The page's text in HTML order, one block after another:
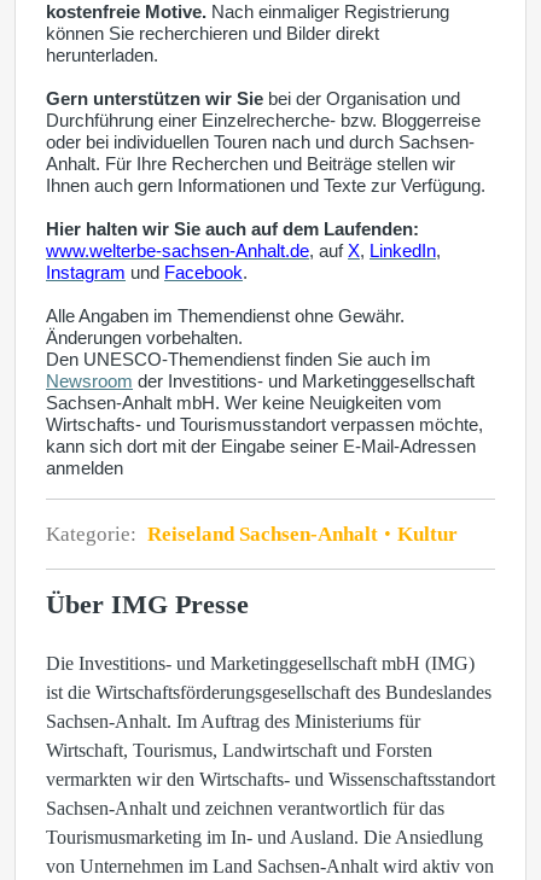
kostenfreie Motive. Nach einmaliger Registrierung
können Sie recherchieren und Bilder direkt
herunterladen.
Gern unterstützen wir Sie bei der Organisation und
Durchführung einer Einzelrecherche- bzw. Bloggerreise
oder bei individuellen Touren nach und durch Sachsen-
Anhalt. Für Ihre Recherchen und Beiträge stellen wir
Ihnen auch gern Informationen und Texte zur Verfügung.
Hier halten wir Sie auch auf dem Laufenden:
www.welterbe-sachsen-Anhalt.de, aufX, LinkedIn,
Instagram und Facebook.
Alle Angaben im Themendienst ohne Gewähr.
Änderungen vorbehalten.
Den UNESCO-Themendienst finden Sie auch im
Newsroom der Investitions- und Marketinggesellschaft
Sachsen-Anhalt mbH. Wer keine Neuigkeiten vom
Wirtschafts- und Tourismusstandort verpassen möchte,
kann sich dort mit der Eingabe seiner E-Mail-Adressen
anmelden
Kategorie: Reiseland Sachsen-Anhalt Kultur
Über IMG Presse
Die Investitions- und Marketinggesellschaft mbH (IMG)
ist die Wirtschaftsförderungsgesellschaft des Bundeslandes
Sachsen-Anhalt. Im Auftrag des Ministeriums für
Wirtschaft, Tourismus, Landwirtschaft und Forsten
vermarkten wir den Wirtschafts- und Wissenschaftsstandort
Sachsen-Anhalt und zeichnen verantwortlich für das
Tourismusmarketing im In- und Ausland. Die Ansiedlung
von Unternehmen im Land Sachsen-Anhalt wird aktiv von